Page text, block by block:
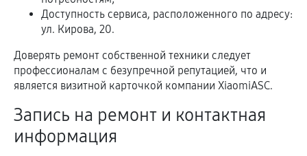
Доступность сервиса, расположенного по адресу:
ул. Кирова, 20.
Доверять ремонт собственной техники следует
профессионалам с безупречной репутацией, что и
является визитной карточкой компании XiaomiASC.
Запись на ремонт и контактная
информация